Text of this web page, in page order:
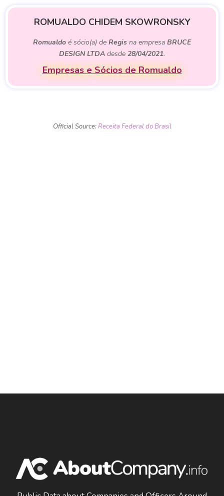
ROMUALDO CHIDEM SKOWRONSKY
Romualdo é sócio(a) de Regis na empresa BRUCE
DESIGN LTDA desde 28/04/2021.
Empresas e Sócios de Romualdo
Official Source:Receita Federal do Brasil